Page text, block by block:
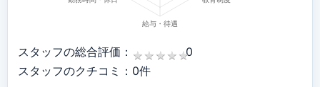
スタッフの総合評価： ★ ★ ★ ★ ★
★ ★ ★ ★ ★0
スタッフのクチコミ：0件